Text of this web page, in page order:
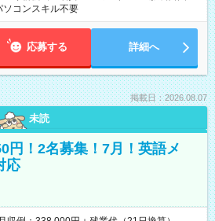
ソコンスキル不要
応募する 詳細へ
掲載日：2026.08.07
未読
円！2名募集！7月！英語メ
応